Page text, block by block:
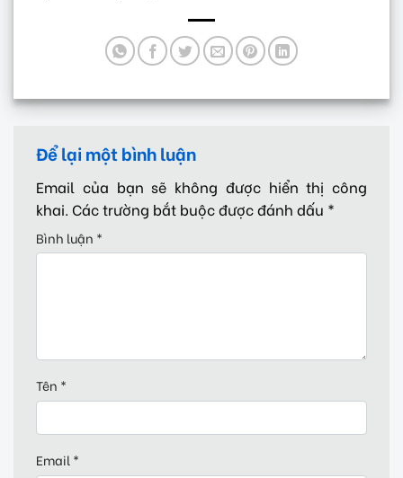
Để lại một bình luận
Email của bạn sẽ không được hiển thị công
khai. Các trường bắt buộc được đánh dấu *
Bình luận *
Tên *
Email *